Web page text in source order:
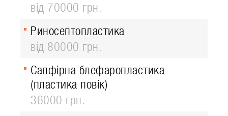
від 70000 грн.
Риносептопластика
від 80000 грн.
Сапфірна блефаропластика
(пластика повік)
36000 грн.